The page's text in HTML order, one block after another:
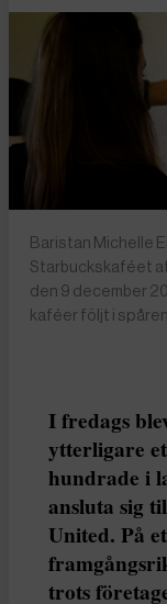
Baristan Michelle
Starbuckskaféet
den 9 december
kaféer följt i
I fredags
ytterligare
hundrade i
ansluta sig
United. På
trots